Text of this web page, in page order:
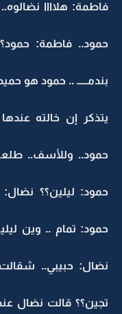
فاطمة: هلاااا
حمود.. فاطمة:
بندمـــــ .. حمود هو
يتذكر إن خالته
حمود.. وللأسف..
حمود: ليلين؟؟
حمود: تمام .. وين
نضال: حبيبي.. شقالت
تجين؟؟ قالت نضال